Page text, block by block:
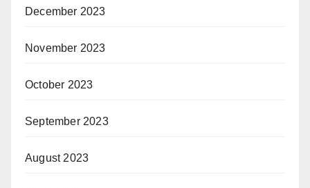
December 2023
November 2023
October 2023
September 2023
August 2023